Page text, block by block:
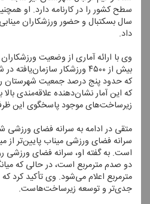
سال بسكتبال و حضور ورزشكاران
داد.
وی با ارائه آماری از وضعیت ورزشكاران
بیش از ۴۵۰۰ ورزشكار
كه حدود پنج درصد جمعیت شهرستان
كه این آمار نشان‌دهنده علاقه‌مندی
زیرساخت‌های موجود پاسخگوی این
متقی در ادامه به سرانه فضای ورزشی
سرانه فضای ورزشی میناب پایین‌تر از
است. به گفته او، سرانه فضای ورزشی
دو صدم مترمربع است، در حالی كه
مترمربع اعلام می‌شود. وی تأكید كرد كه
جدی‌تر و توسعه زیرساخت‌هاست.